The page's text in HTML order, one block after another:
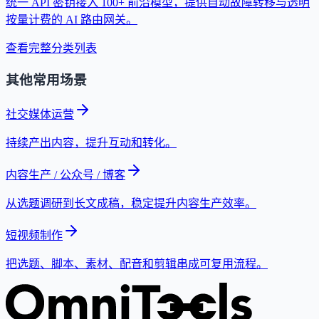
统一 API 密钥接入 100+ 前沿模型，提供自动故障转移与透明
按量计费的 AI 路由网关。
查看完整分类列表
其他常用场景
社交媒体运营
持续产出内容，提升互动和转化。
内容生产 / 公众号 / 博客
从选题调研到长文成稿，稳定提升内容生产效率。
短视频制作
把选题、脚本、素材、配音和剪辑串成可复用流程。